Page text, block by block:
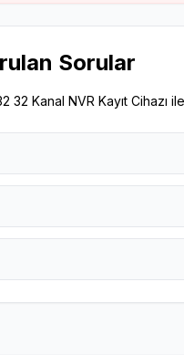
Sorular
32 Kanal NVR Kayıt Cihazı